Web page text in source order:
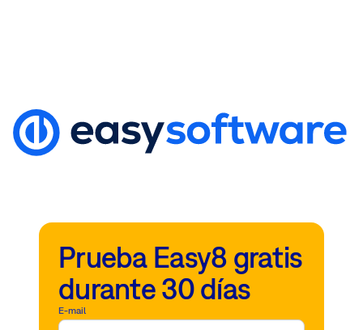
Prueba Easy8 gratis
durante 30 días
E-mail